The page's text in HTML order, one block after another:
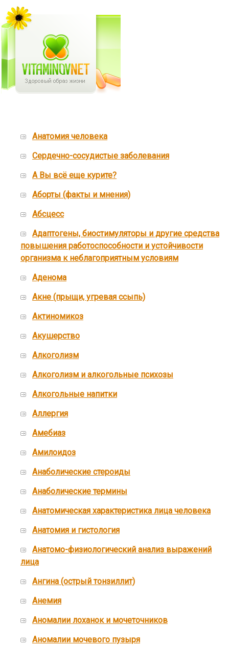
Aнатомия человека
Cердечно-сосудистые заболевания
А Вы всё еще курите?
Аборты (факты и мнения)
Абсцесс
Адаптогены, биостимуляторы и другие средства
повышения работоспособности и устойчивости
организма к неблагоприятным условиям
Аденома
Акне (прыщи, угревая ссыпь)
Актиномикоз
Акушерство
Алкоголизм
Алкоголизм и алкогольные психозы
Алкогольные напитки
Аллергия
Амебиаз
Амилоидоз
Анаболические стероиды
Анаболические термины
Анатомическая характеристика лица человека
Анатомия и гистология
Анатомо-физиологический анализ выражений
лица
Ангина (острый тонзиллит)
Анемия
Аномалии лоханок и мочеточников
Аномалии мочевого пузыря